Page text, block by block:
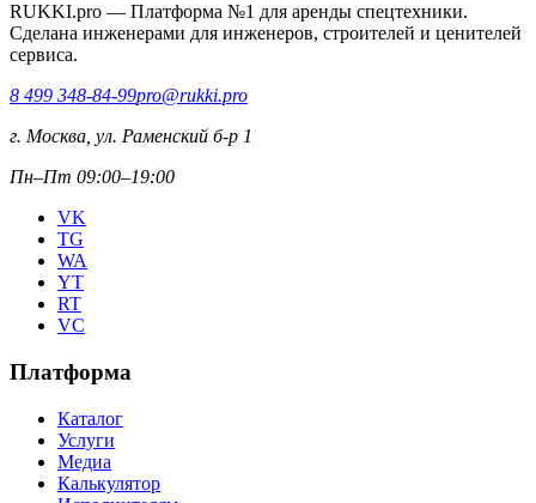
RUKKI.pro — Платформа №1 для аренды спецтехники.
Сделана инженерами для инженеров, строителей и ценителей
сервиса.
8 499 348-84-99pro@rukki.pro
г. Москва, ул. Раменский б-р 1
Пн–Пт 09:00–19:00
VK
TG
WA
YT
RT
VC
Платформа
Каталог
Услуги
Медиа
Калькулятор